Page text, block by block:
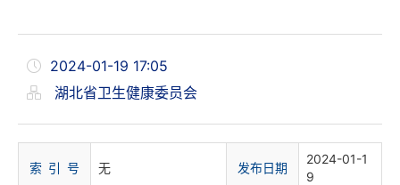
2024-01-19 17:05
湖北省卫生健康委员会
索 引 号 无 发布日期
2024-01-1
9